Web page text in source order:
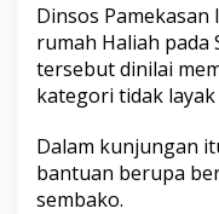
s
i
a
H
i
u
p
S
Dinsos
rumah Haliah pada
tersebut dinilai
kategori tidak layak
Dalam kunjungan
bantuan berupa
sembako.